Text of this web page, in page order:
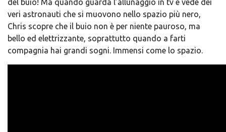
del buio! Ma quando guarda l’allunaggio in tv e vede dei
veri astronauti che si muovono nello spazio più nero,
Chris scopre che il buio non è per niente pauroso, ma
bello ed elettrizzante, soprattutto quando a farti
compagnia hai grandi sogni. Immensi come lo spazio.